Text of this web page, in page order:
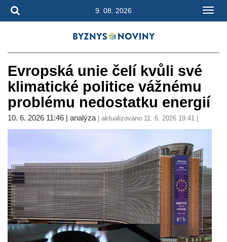
9. 08. 2026
Evropská unie čelí kvůli své
klimatické politice vážnému
problému nedostatku energií
10. 6. 2026 11:46 | analýza| aktualizováno 11. 6. 2026 19:41 |